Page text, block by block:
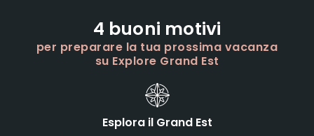
4 buoni motivi
per preparare la tua prossima vacanza
su Explore Grand Est
Esplora il Grand Est